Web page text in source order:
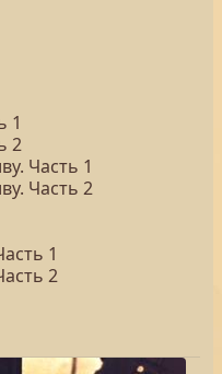
1
2
Часть 1
Часть 2
1
2